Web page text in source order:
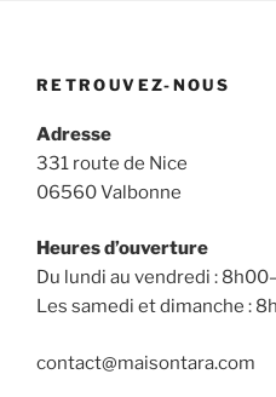
RETROUVEZ-NOUS
Adresse
331 route de Nice
06560 Valbonne
Heures d’ouverture
Du lundi au vendredi :
Les samedi et dimanche :
contact@maisontara.com